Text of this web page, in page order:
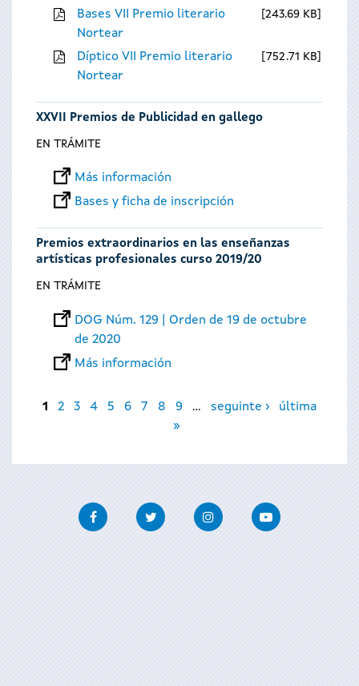
Bases VII Premio literario
Nortear
243.69 KB
Díptico VII Premio literario
Nortear
752.71 KB
XXVII Premios de Publicidad en gallego
EN TRÁMITE
Más información
Bases y ficha de inscripción
Premios extraordinarios en las enseñanzas
artísticas profesionales curso 2019/20
EN TRÁMITE
DOG Núm. 129 | Orden de 19 de octubre
de 2020
Más información
Páginas
1 2 3 4 5 6 7 8 9 … seguinte ›
última
»
FacebookTwitter InstagramYoutube